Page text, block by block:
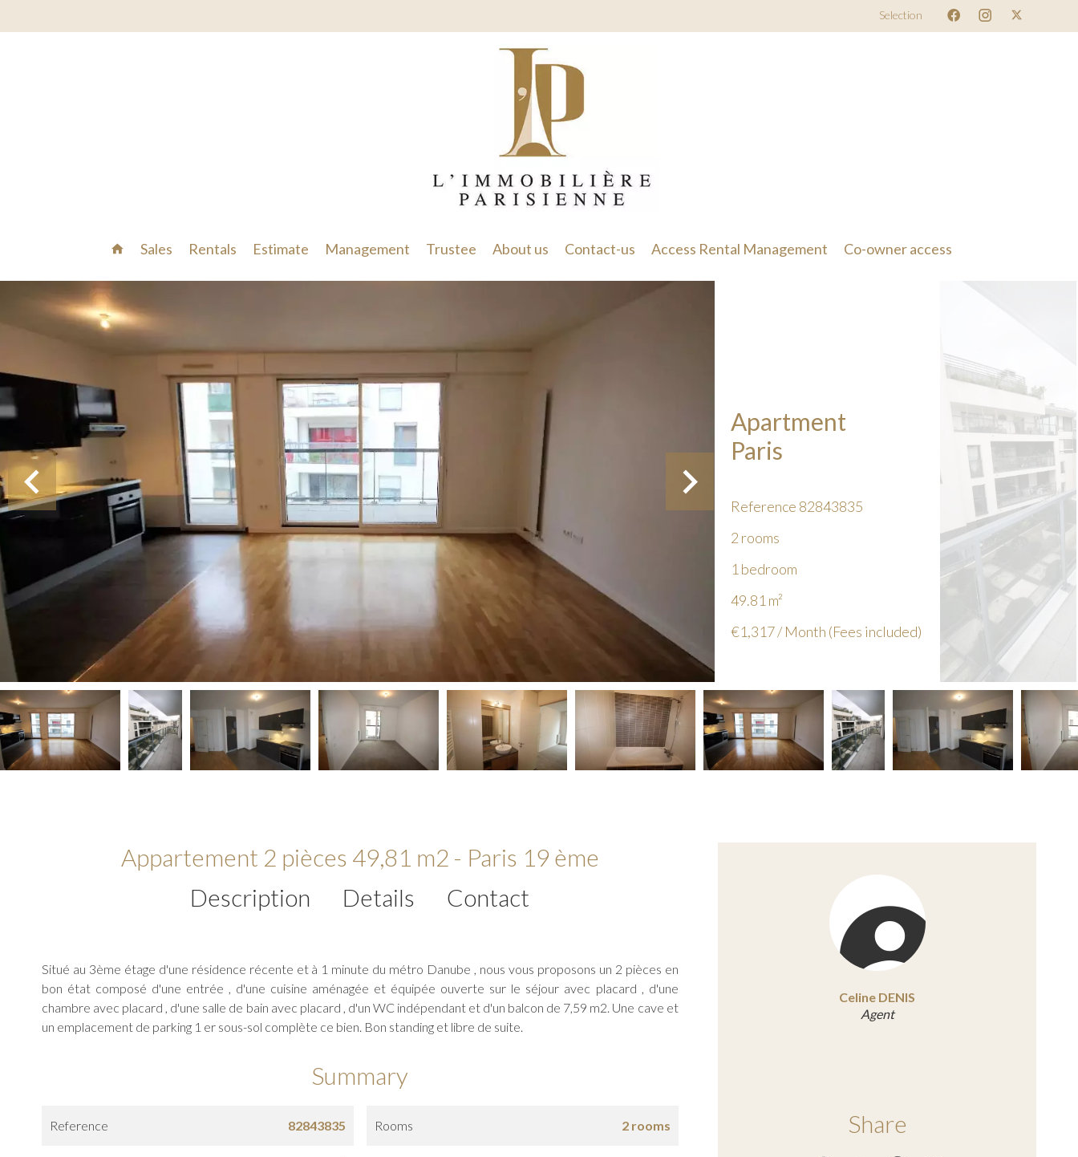
Selection
Sales Rentals Estimate Management Trustee About us Contact-us Access Rental Management Co-owner access
Apartment
Paris
Reference 82843835
2 rooms
1 bedroom
49.81 m²
€1,317 / Month (Fees included)
Appartement 2 pièces 49,81 m2 - Paris 19 ème
Description
Details Contact
Situé au 3ème étage d'une résidence récente et à 1 minute du métro Danube , nous vous proposons un 2 pièces en
bon état composé d'une entrée , d'une cuisine aménagée et équipée ouverte sur le séjour avec placard , d'une
chambre avec placard , d'une salle de bain avec placard , d'un WC indépendant et d'un balcon de 7,59 m2. Une cave et
un emplacement de parking 1 er sous-sol complète ce bien. Bon standing et libre de suite.
Summary
Reference 82843835 Rooms 2 rooms
Celine DENIS
Agent
Share